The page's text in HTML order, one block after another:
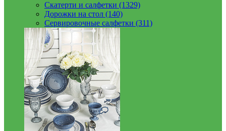
Скатерти и салфетки (1329)
Дорожки на стол (140)
Сервировочные салфетки (311)